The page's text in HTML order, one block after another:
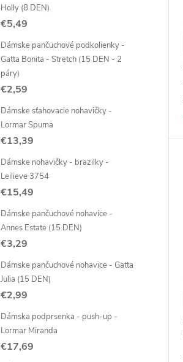
Holly (8 DEN)
€5,49
Dámske pančuchové podkolienky -
Gatta Bonita - Stretch (15 DEN - 2
páry)
€2,59
Dámske sťahovacie nohavičky -
Lormar Spuma
€13,39
Dámske nohavičky - brazilky -
Leilieve 3754
€15,49
Dámske pančuchové nohavice -
Annes Estate (15 DEN)
€3,29
Dámske pančuchové nohavice - Gatta
Julia (15 DEN)
€2,99
Dámska podprsenka - push-up -
Lormar Miranda
€17,69